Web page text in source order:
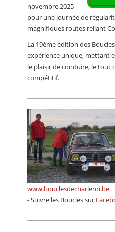
VIDEO
ANNUAIRES
PETITES ANNONCES
novembre 2025
pour une journée de
magnifiques routes reliant
La 19ème édition des
expérience unique, mettant
le plaisir de conduire, le tout
compétitif.
www.bouclesdecharleroi.be
- Suivre les Boucles sur